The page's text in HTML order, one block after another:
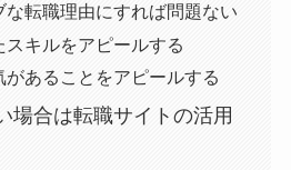
な転職理由にすれば問題ない
スキルをアピールする
があることをアピールする
場合は転職サイトの活用